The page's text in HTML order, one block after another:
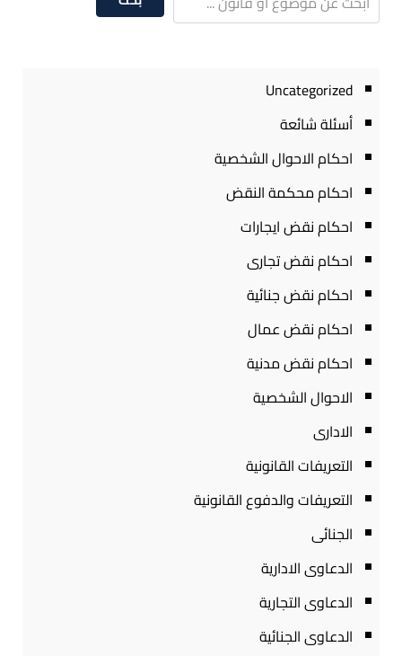
Uncategorized
أسئلة شائعة
احكام الاحوال الشخصية
احكام محكمة النقض
احكام نقض ايجارات
احكام نقض تجارى
احكام نقض جنائية
احكام نقض عمال
احكام نقض مدنية
الاحوال الشخصية
الادارى
التعريفات القانونية
التعريفات والدفوع القانونية
الجنائى
الدعاوى الادارية
الدعاوى التجارية
الدعاوى الجنائية